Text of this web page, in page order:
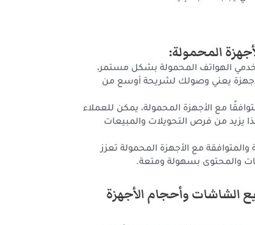
المحمولة:
الهواتف المحمولة بشكل مستمر،
يعني وصولك لشريحة أوسع من
مع الأجهزة المحمولة، يمكن للعملاء
يزيد من فرص التحويلات والمبيعات
مع الأجهزة المحمولة تعزز
والمحتوى بسهولة ومتعة.
الشاشات وأحجام الأجهزة